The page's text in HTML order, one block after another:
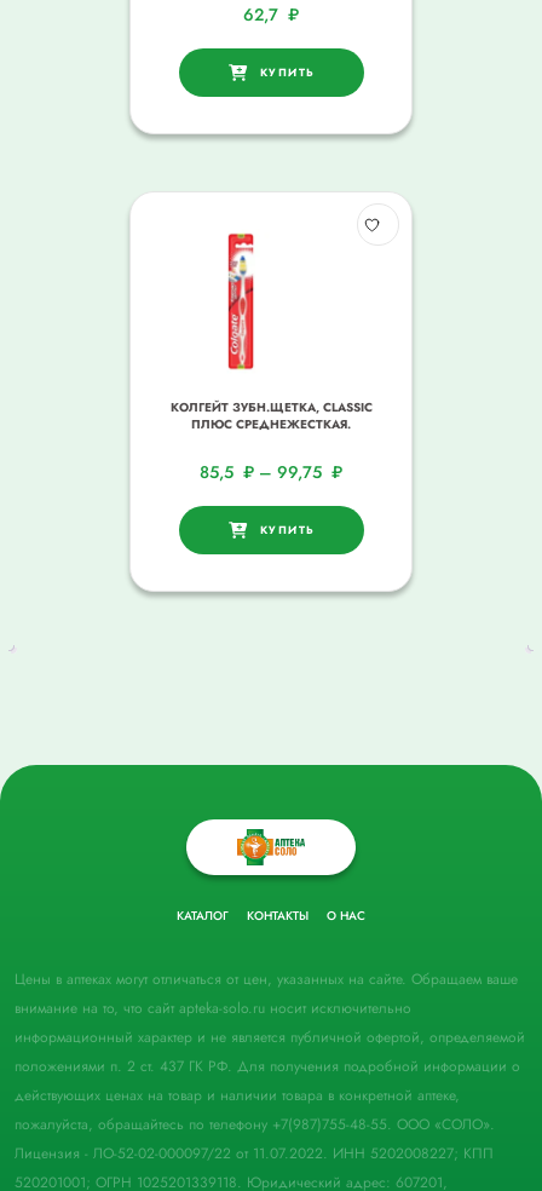
62,7 ₽
КУПИТЬ
КОЛГЕЙТ ЗУБН.ЩЕТКА, CLASSIC
ПЛЮС СРЕДНЕЖЕСТКАЯ.
85,5 ₽ – 99,75 ₽
КУПИТЬ
КАТАЛОГ КОНТАКТЫ О НАС
Цены в аптеках могут отличаться от цен, указанных на сайте. Обращаем ваше
внимание на то, что сайт apteka-solo.ru носит исключительно
информационный характер и не является публичной офертой, определяемой
положениями п. 2 ст. 437 ГК РФ. Для получения подробной информации о
действующих ценах на товар и наличии товара в конкретной аптеке,
пожалуйста, обращайтесь по телефону +7(987)755-48-55. ООО «СОЛО».
Лицензия - ЛО-52-02-000097/22 от 11.07.2022. ИНН 5202008227; КПП
520201001; ОГРН 1025201339118. Юридический адрес: 607201,